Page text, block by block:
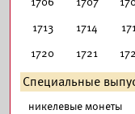
1713
1714
1720
1721
Специальные
никелевые монеты